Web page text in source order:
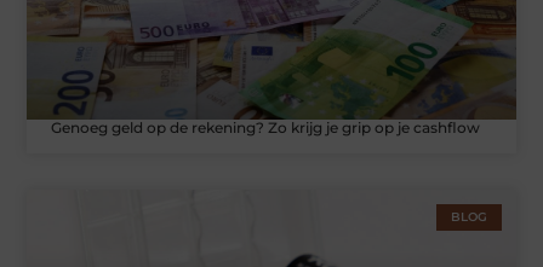
Genoeg geld op de rekening? Zo krijg je grip op je cashflow
BLOG